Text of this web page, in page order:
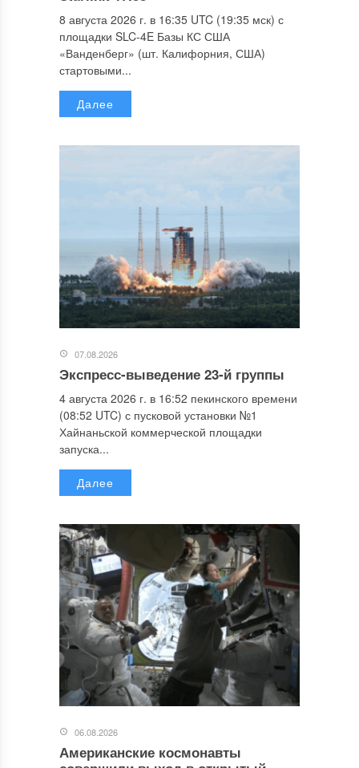
8 августа 2026 г. в 16:35 UTC (19:35 мск) с
площадки SLC-4E Базы КС США
«Ванденберг» (шт. Калифорния, США)
стартовыми...
Далее
07.08.2026
Экспресс-выведение 23-й группы
4 августа 2026 г. в 16:52 пекинского времени
(08:52 UTC) с пусковой установки №1
Хайнаньской коммерческой площадки
запуска...
Далее
06.08.2026
Американские космонавты